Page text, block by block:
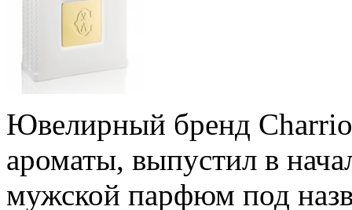
Ювелирный бренд
ароматы, выпустил в
мужской парфюм под